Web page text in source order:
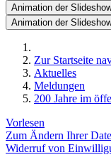
Animation der
Animation der
Zur Startseite
Aktuelles
Meldungen
200 Jahre im
Vorlesen
Zum Ändern Ihrer
Widerruf von